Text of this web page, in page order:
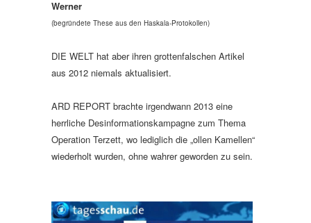
Werner
(begründete These aus den Haskala-Protokollen)
DIE WELT hat aber ihren grottenfalschen Artikel
aus 2012 niemals aktualisiert.
ARD REPORT brachte irgendwann 2013 eine
herrliche Desinformationskampagne zum Thema
Operation Terzett, wo lediglich die „ollen Kamellen“
wiederholt wurden, ohne wahrer geworden zu sein.